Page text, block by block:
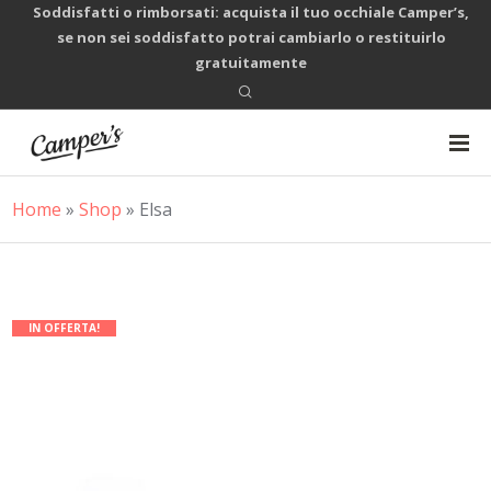
Soddisfatti o rimborsati: acquista il tuo occhiale Camper’s,
se non sei soddisfatto potrai cambiarlo o restituirlo
gratuitamente
Home »Shop » Elsa
IN OFFERTA!